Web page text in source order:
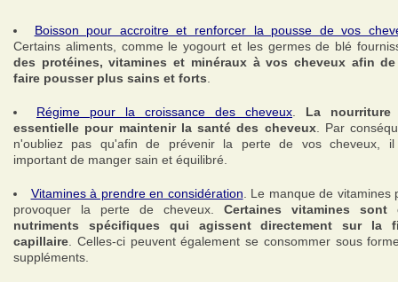
Boisson pour accroitre et renforcer la pousse de vos
Certains aliments, comme le yogourt et les germes de blé
des protéines, vitamines et minéraux à vos cheveux afin
faire pousser plus sains et forts
Régime pour la croissance des cheveux
La nourriture
essentielle pour maintenir la santé des cheveux. Par
n'oubliez pas qu'afin de prévenir la perte de vos cheveux,
important de manger sain et équilibré.
Vitamines à prendre en considération . Le manque de vitamines
provoquer la perte de cheveux. Certaines vitamines sont
nutriments spécifiques qui agissent directement sur la
capillaire . Celles-ci peuvent également se consommer sous
suppléments.